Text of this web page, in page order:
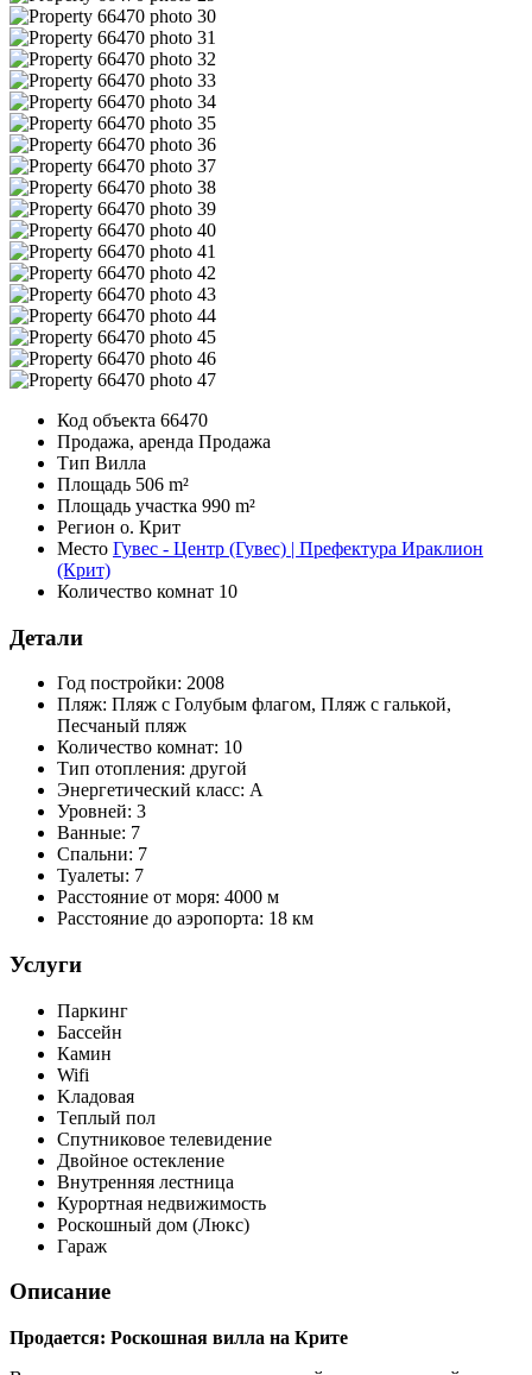
Код объекта 66470
Продажа, аренда Продажа
Тип Вилла
Площадь 506 m²
Площадь участка 990 m²
Регион о. Крит
Место Гувес - Центр (Гувес) | Префектура Ираклион
(Крит)
Количество комнат 10
Детали
Год постройки: 2008
Пляж: Пляж с Голубым флагом, Пляж с галькой,
Песчаный пляж
Количество комнат: 10
Тип отопления: другой
Энергетический класс: A
Уровней: 3
Ванные: 7
Спальни: 7
Туалеты: 7
Расстояние от моря: 4000 м
Расстояние до аэропорта: 18 км
Услуги
Паркинг
Бассейн
Камин
Wifi
Kладовая
Τеплый пол
Спутниковое телевидение
Двойное остекление
Внутренняя лестница
Курортная недвижимость
Роскошный дом (Люкс)
Гараж
Описание
Продается: Роскошная вилла на Крите